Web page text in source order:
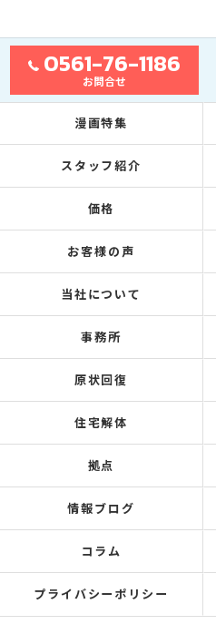
0561-76-1186
お問合せ
漫画特集
スタッフ紹介
価格
お客様の声
当社について
事務所
原状回復
住宅解体
拠点
情報ブログ
コラム
プライバシーポリシー